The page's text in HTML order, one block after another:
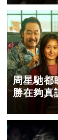
周星馳都
勝在夠真